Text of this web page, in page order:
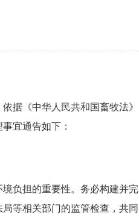
据《中华人民共和国畜牧法》
宜通告如下：
负担的重要性。务必构建并完
等相关部门的监管检查，共同